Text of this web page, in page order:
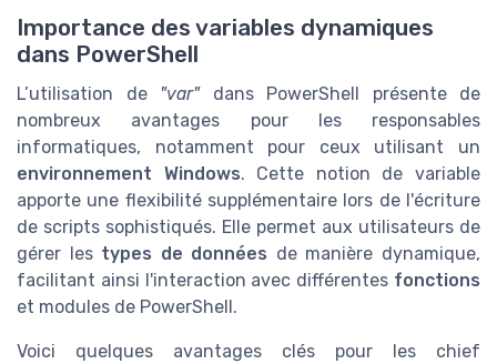
Importance des variables dynamiques
dans PowerShell
L’utilisation de "var"dans PowerShell présente de
nombreux avantages pour les responsables
informatiques, notamment pour ceux utilisant un
environnement Windows. Cette notion de variable
apporte une flexibilité supplémentaire lors de l'écriture
de scripts sophistiqués. Elle permet aux utilisateurs de
gérer les types de données de manière dynamique,
facilitant ainsi l'interaction avec différentes fonctions
et modules de PowerShell.
Voici quelques avantages clés pour les chief